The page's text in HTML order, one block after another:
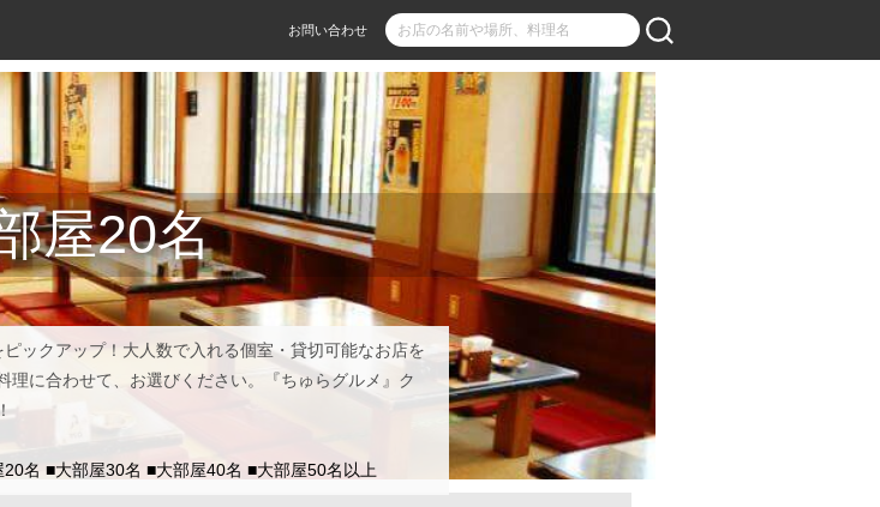
お問い合わせ
屋20名
ックアップ！大人数で入れる個室・貸切可能なお店を
理に合わせて、お選びください。『ちゅらグルメ』ク
20名 ■大部屋30名 ■大部屋40名 ■大部屋50名以上